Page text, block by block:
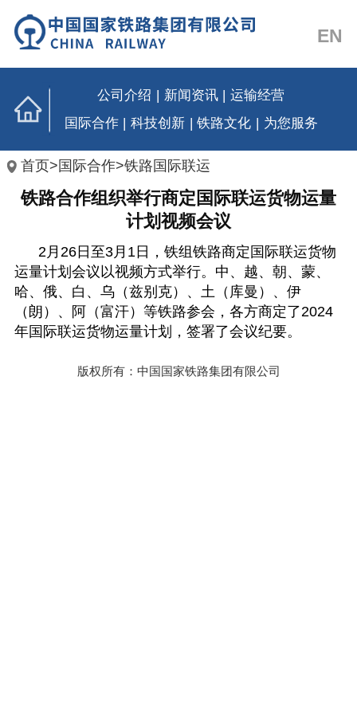
EN
公司介绍 新闻资讯
运输经营
国际合作 | 科技创新 | 铁路文化 | 为您服务
首页>国际合作>铁路国际联运
铁路合作组织举行商定国际联运货物运量
计划视频会议
2月26日至3月1日，铁组铁路商定国际联运货物
运量计划会议以视频方式举行。中、越、朝、蒙、
哈、俄、白、乌（兹别克）、土（库曼）、伊
（朗）、阿（富汗）等铁路参会，各方商定了2024
年国际联运货物运量计划，签署了会议纪要。
版权所有：中国国家铁路集团有限公司